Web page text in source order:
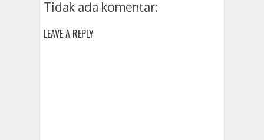
Tidak ada komentar:
LEAVE A REPLY